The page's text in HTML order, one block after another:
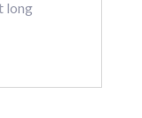
long